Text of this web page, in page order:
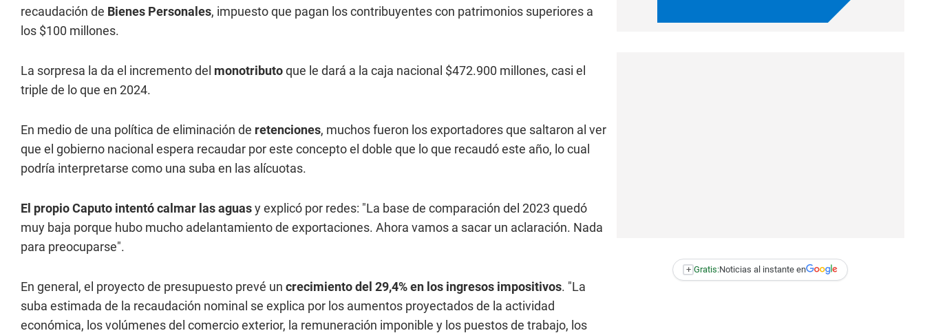
recaudación de Bienes Personales, impuesto que pagan los contribuyentes con patrimonios superiores a
los $100 millones.
La sorpresa la da el incremento del monotributoque le dará a la caja nacional $472.900 millones, casi el
triple de lo que en 2024.
En medio de una política de eliminación de retenciones, muchos fueron los exportadores que saltaron al ver
que el gobierno nacional espera recaudar por este concepto el doble que lo que recaudó este año, lo cual
podría interpretarse como una suba en las alícuotas.
El propio Caputo intentó calmar las aguasy explicó por redes: "La base de comparación del 2023 quedó
muy baja porque hubo mucho adelantamiento de exportaciones. Ahora vamos a sacar un aclaración. Nada
para preocuparse".
En general, el proyecto de presupuesto prevé un crecimiento del 29,4% en los ingresos impositivos. "La
suba estimada de la recaudación nominal se explica por los aumentos proyectados de la actividad
económica, los volúmenes del comercio exterior, la remuneración imponible y los puestos de trabajo, los
+ Gratis:Noticias al instante en